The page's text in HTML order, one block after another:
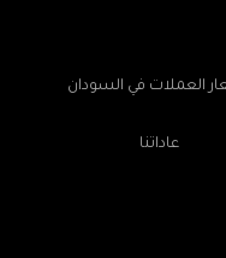
العملات في السودان
عاداتنا